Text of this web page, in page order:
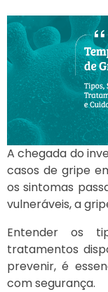
A chegada do
casos de gripe
os sintomas
vulneráveis, a
Entender os
tratamentos
prevenir, é
com segurança.